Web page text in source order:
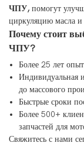
ЧПУ, помогут
циркуляцию масла
Почему стоит
ЧПУ?
Более 25 лет
Индивидуальная
до массового
Быстрые сроки
Более 500+
запчастей для
Свяжитесь с нами